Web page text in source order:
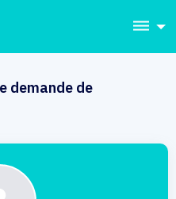
dehaze
demande de